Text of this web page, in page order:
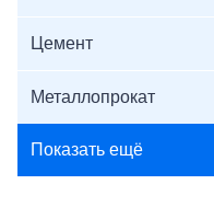
Цемент
Металлопрокат
Показать ещё